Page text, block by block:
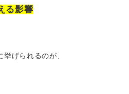
る影響
げられるのが、